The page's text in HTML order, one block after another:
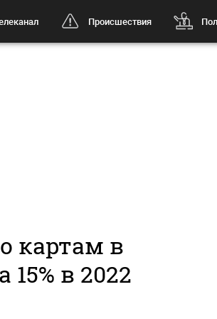
Происшествия
картам в
в 2022